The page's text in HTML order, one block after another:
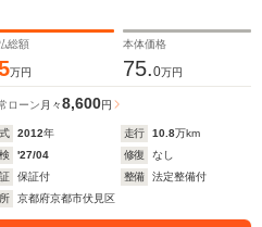
総額
万円
本体価格
75.0万円
ローン 月々8,600円
2012年 走行 10.8万km
'27/04 修復
なし
保証付 整備
法定整備付
京都府京都市伏見区